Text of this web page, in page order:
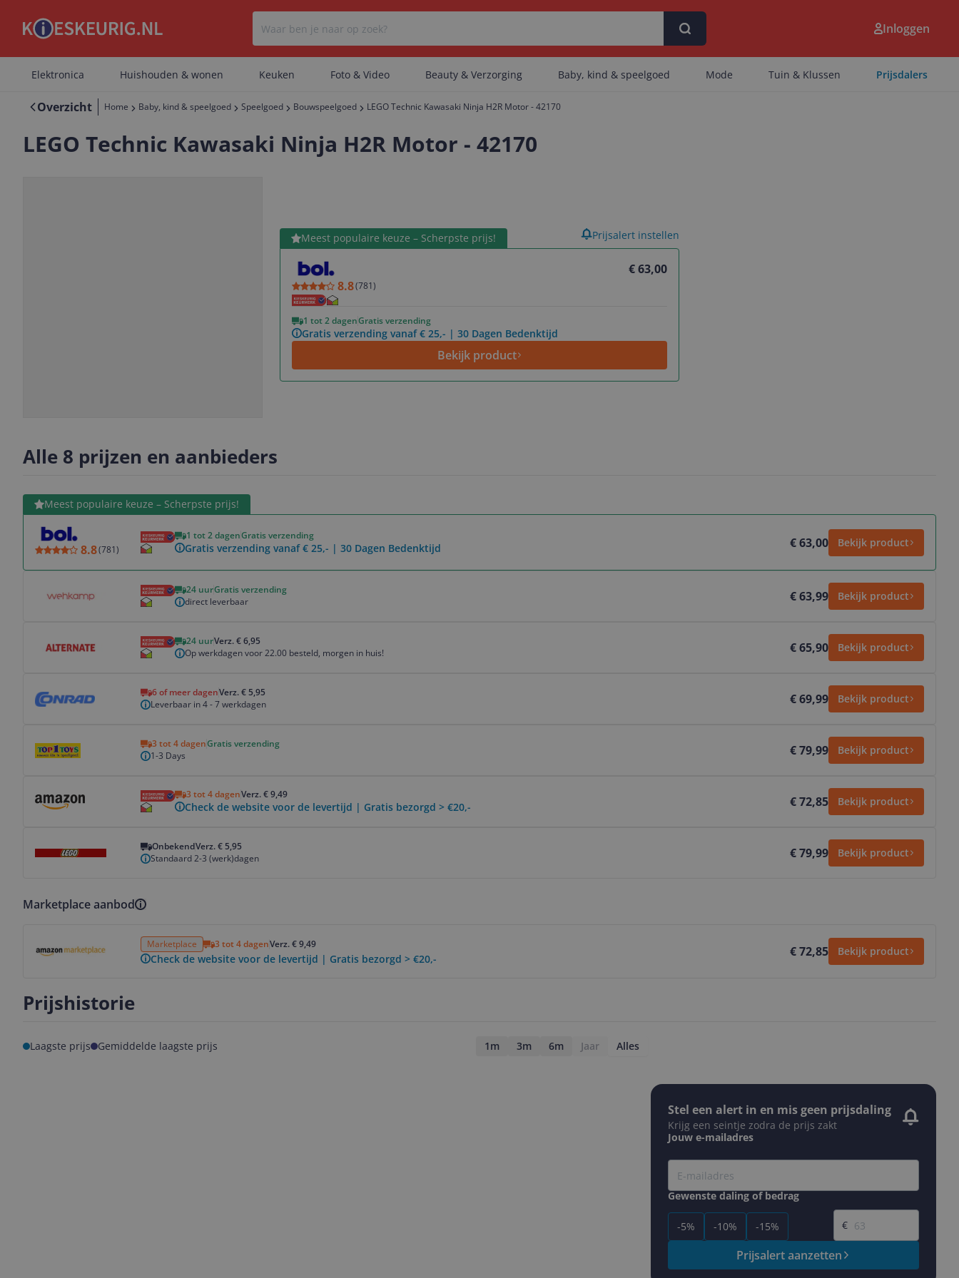
Er zijn geen artikelen gevonden.
Inloggen
Elektronica Huishouden & wonen Keuken Foto & Video Beauty & Verzorging Baby, kind & speelgoed Mode Tuin & Klussen Prijsdalers
Overzicht Home Baby, kind & speelgoed Speelgoed Bouwspeelgoed LEGO Technic Kawasaki Ninja H2R Motor - 42170
LEGO Technic Kawasaki Ninja H2R Motor - 42170
Meest populaire keuze – Scherpste prijs!
€ 63,00
8.8(781)
1 tot 2 dagenGratis verzending
Gratis verzending vanaf € 25,- | 30 Dagen Bedenktijd
Bekijk product
Bekijk product Prijsalert instellen
Alle 8 prijzen en aanbieders
Meest populaire keuze – Scherpste prijs!
8.8(781)
1 tot 2 dagenGratis verzending
Gratis verzending vanaf € 25,- | 30 Dagen Bedenktijd € 63,00 Bekijk product
Bekijk product
24 uurGratis verzending
direct leverbaar
€ 63,99 Bekijk product
24 uurVerz. € 6,95
Op werkdagen voor 22.00 besteld, morgen in huis!
€ 65,90 Bekijk product
6 of meer dagenVerz. € 5,95
Leverbaar in 4 - 7 werkdagen
€ 69,99 Bekijk product
3 tot 4 dagenGratis verzending
1-3 Days
€ 79,99 Bekijk product
3 tot 4 dagenVerz. € 9,49
Check de website voor de levertijd | Gratis bezorgd > €20,- € 72,85 Bekijk product
OnbekendVerz. € 5,95
Standaard 2-3 (werk)dagen
€ 79,99 Bekijk product
Marketplace aanbod
Marketplace 3 tot 4 dagenVerz. € 9,49
Check de website voor de levertijd | Gratis bezorgd > €20,- € 72,85 Bekijk product
Prijshistorie
Laagste prijs Gemiddelde laagste prijs 1m 3m 6m Jaar Alles
Stel een alert in en mis geen prijsdaling
Krijg een seintje zodra de prijs zakt
Jouw e-mailadres
Gewenste daling of bedrag
-5% -10% -15%
Gewenste prijs
€
Prijsalert aanzetten